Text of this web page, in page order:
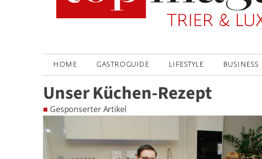
HOME GASTROGUIDE LIFESTYLE BUSINESS
Unser Küchen-Rezept
■ Gesponserter Artikel